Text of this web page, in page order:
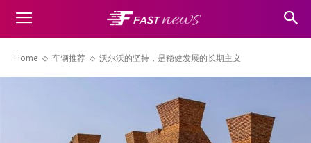
Home 车辆推荐 沃尔沃的坚持，是稳健发展的长期主义